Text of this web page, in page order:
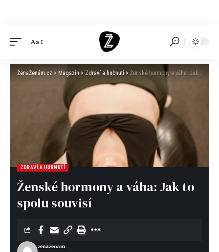
Aa
ŽenaŽenám.cz > Magazín > Zdraví a hubnutí > Ženské hormony a váha: Jak to spolu souvisí
ZDRAVÍ A HUBNUTÍ
Ženské hormony a váha: Jak to
spolu souvisí
zenazenam